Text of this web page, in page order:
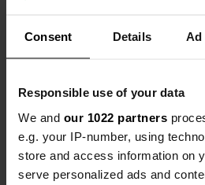
Consent Details Ad
Responsible use of your data
We and our 1022 partners
e.g. your IP-number, using
store and access information on
serve personalized ads and
Es-tu déjà venu